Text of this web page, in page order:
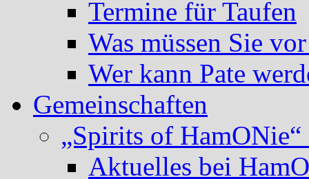
Termine für Taufen
Was müssen Sie
Wer kann Pate
Gemeinschaften
„Spirits of HamONie“
Aktuelles bei